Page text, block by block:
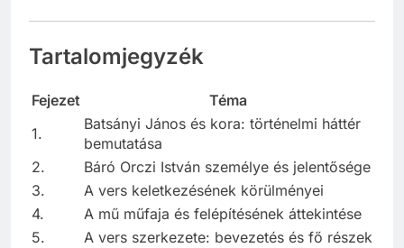
Tartalomjegyzék
Fejezet
Téma
1.
Batsányi János és kora: történelmi háttér
bemutatása
2.
Báró Orczi István személye és jelentősége
3.
A vers keletkezésének körülményei
4.
A mű műfaja és felépítésének áttekintése
5.
A vers szerkezete: bevezetés és fő részek